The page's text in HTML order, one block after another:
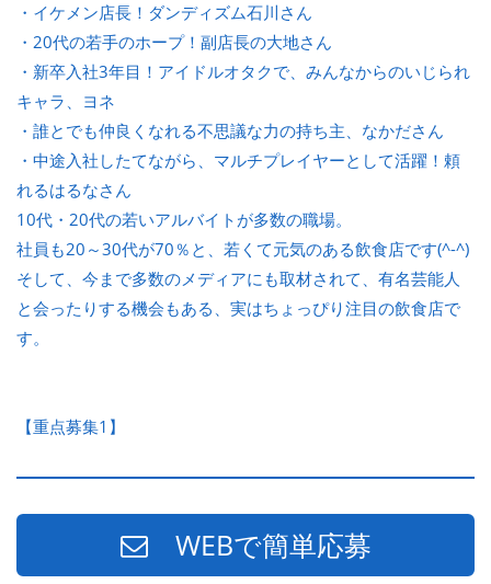
・イケメン店長！ダンディズム石川さん
・20代の若手のホープ！副店長の大地さん
・新卒入社3年目！アイドルオタクで、みんなからのいじられ
キャラ、ヨネ
・誰とでも仲良くなれる不思議な力の持ち主、なかださん
・中途入社したてながら、マルチプレイヤーとして活躍！頼
れるはるなさん
10代・20代の若いアルバイトが多数の職場。
社員も20～30代が70％と、若くて元気のある飲食店です(^-^)
そして、今まで多数のメディアにも取材されて、有名芸能人
と会ったりする機会もある、実はちょっぴり注目の飲食店で
す。
【重点募集1】
WEBで簡単応募